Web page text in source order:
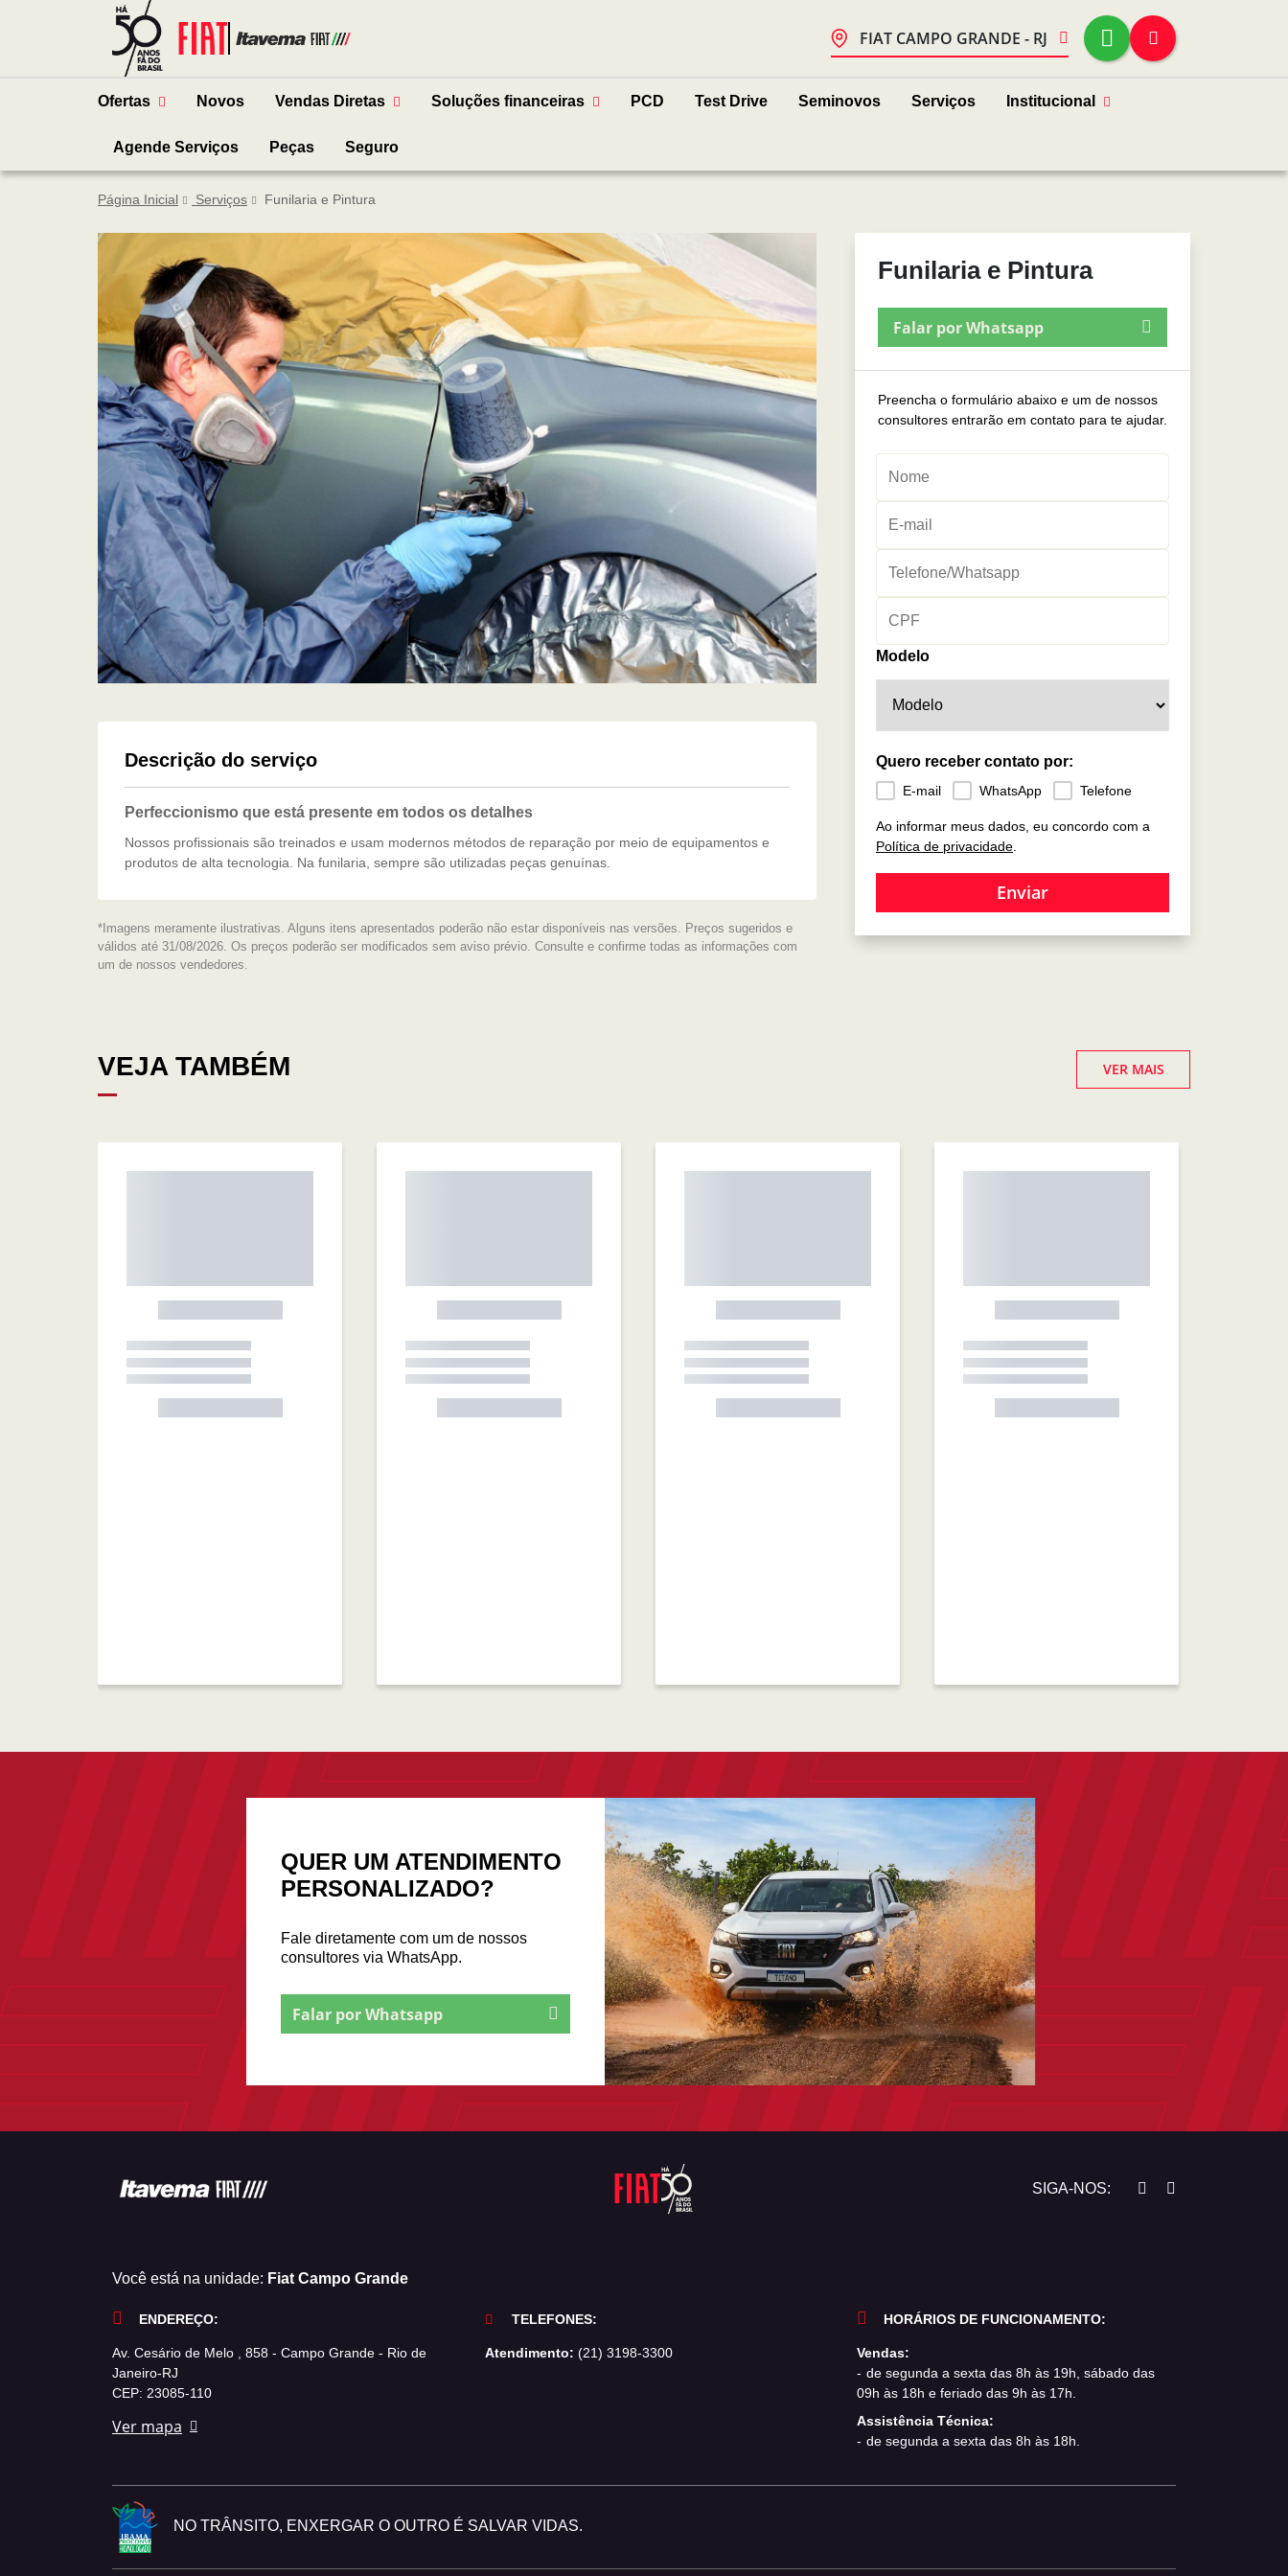
FIAT CAMPO GRANDE - RJ
Ofertas Novos Vendas Diretas Soluções financeiras PCD Test Drive Seminovos Serviços Institucional
Agende Serviços Peças Seguro
Página Inicial Serviços Funilaria e Pintura
Funilaria e Pintura
Falar por Whatsapp
Preencha o formulário abaixo e um de nossos
consultores entrarão em contato para te ajudar.
Modelo
Quero receber contato por:
E-mail WhatsApp Telefone
Ao informar meus dados, eu concordo com a
Política de privacidade.
Enviar
Descrição do serviço
Perfeccionismo que está presente em todos os detalhes
Nossos profissionais são treinados e usam modernos métodos de reparação por meio de equipamentos e
produtos de alta tecnologia. Na funilaria, sempre são utilizadas peças genuínas.
*Imagens meramente ilustrativas. Alguns itens apresentados poderão não estar disponíveis nas versões. Preços sugeridos e
válidos até 31/08/2026. Os preços poderão ser modificados sem aviso prévio. Consulte e confirme todas as informações com
um de nossos vendedores.
VEJA TAMBÉM VER MAIS
QUER UM ATENDIMENTO
PERSONALIZADO?
Fale diretamente com um de nossos
consultores via WhatsApp.
Falar por Whatsapp
SIGA-NOS:
Você está na unidade: Fiat Campo Grande
ENDEREÇO:
Av. Cesário de Melo , 858 - Campo Grande - Rio de
Janeiro-RJ
CEP: 23085-110
Ver mapa
TELEFONES:
Atendimento: (21) 3198-3300
HORÁRIOS DE FUNCIONAMENTO:
Vendas:
de segunda a sexta das 8h às 19h, sábado das
09h às 18h e feriado das 9h às 17h.
Assistência Técnica:
de segunda a sexta das 8h às 18h.
NO TRÂNSITO, ENXERGAR O OUTRO É SALVAR VIDAS.